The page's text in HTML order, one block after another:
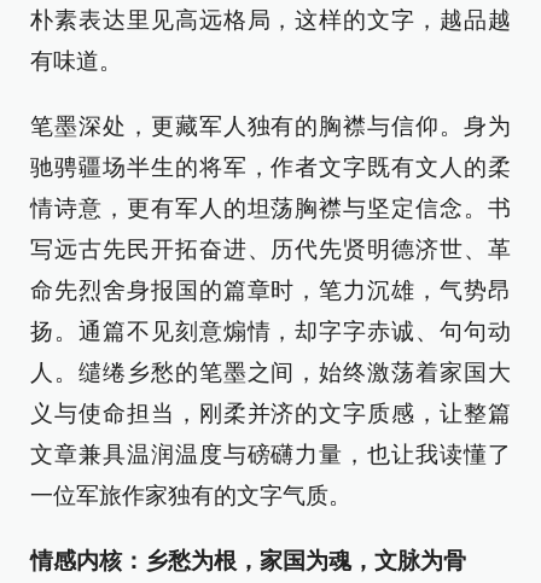
朴素表达里见高远格局，这样的文字，越品越
有味道。
笔墨深处，更藏军人独有的胸襟与信仰。身为
驰骋疆场半生的将军，作者文字既有文人的柔
情诗意，更有军人的坦荡胸襟与坚定信念。书
写远古先民开拓奋进、历代先贤明德济世、革
命先烈舍身报国的篇章时，笔力沉雄，气势昂
扬。通篇不见刻意煽情，却字字赤诚、句句动
人。缱绻乡愁的笔墨之间，始终激荡着家国大
义与使命担当，刚柔并济的文字质感，让整篇
文章兼具温润温度与磅礴力量，也让我读懂了
一位军旅作家独有的文字气质。
情感内核：乡愁为根，家国为魂，文脉为骨